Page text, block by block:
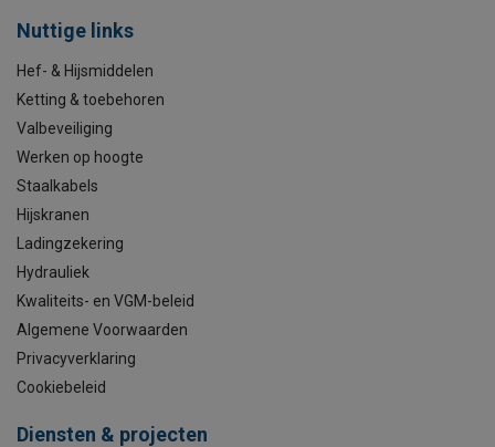
Nuttige links
Hef- & Hijsmiddelen
Ketting & toebehoren
Valbeveiliging
Werken op hoogte
Staalkabels
Hijskranen
Ladingzekering
Hydrauliek
Kwaliteits- en VGM-beleid
Algemene Voorwaarden
Privacyverklaring
Cookiebeleid
Diensten & projecten